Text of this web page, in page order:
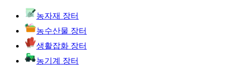
농자재 장터
농수산물 장터
생활잡화 장터
농기계 장터